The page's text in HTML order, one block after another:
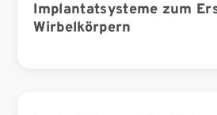
Implantatsysteme zum
Wirbelkörpern